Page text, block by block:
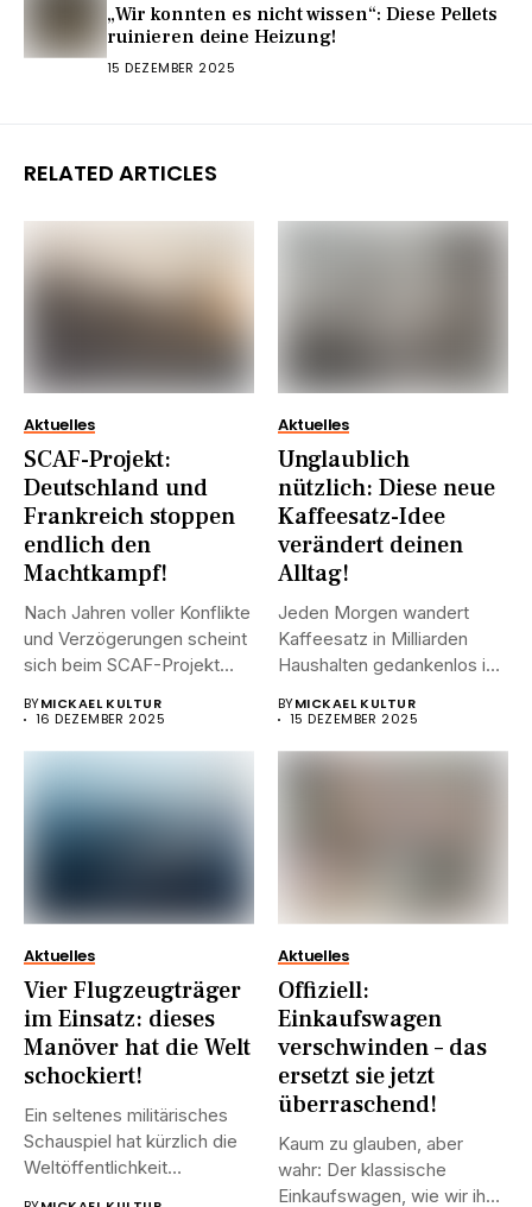
„Wir konnten es nicht wissen“: Diese Pellets
ruinieren deine Heizung!
15 DEZEMBER 2025
RELATED ARTICLES
Aktuelles
SCAF-Projekt:
Deutschland und
Frankreich stoppen
endlich den
Machtkampf!
Nach Jahren voller Konflikte
und Verzögerungen scheint
sich beim SCAF-Projekt
BYMICKAEL KULTUR
16 DEZEMBER 2025
Aktuelles
Unglaublich
nützlich: Diese neue
Kaffeesatz-Idee
verändert deinen
Alltag!
Jeden Morgen wandert
Kaffeesatz in Milliarden
Haushalten gedankenlos in
BYMICKAEL KULTUR
15 DEZEMBER 2025
Aktuelles
Vier Flugzeugträger
im Einsatz: dieses
Manöver hat die Welt
schockiert!
Ein seltenes militärisches
Schauspiel hat kürzlich die
Weltöffentlichkeit
Aktuelles
Offiziell:
Einkaufswagen
verschwinden – das
ersetzt sie jetzt
überraschend!
Kaum zu glauben, aber
wahr: Der klassische
Einkaufswagen, wie wir ihn